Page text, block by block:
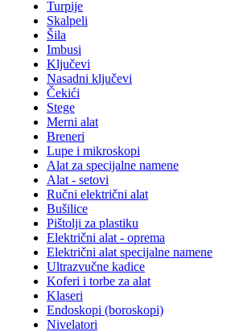
Turpije
Skalpeli
Šila
Imbusi
Ključevi
Nasadni ključevi
Čekići
Stege
Merni alat
Breneri
Lupe i mikroskopi
Alat za specijalne namene
Alat - setovi
Ručni električni alat
Bušilice
Pištolji za plastiku
Električni alat - oprema
Električni alat specijalne namene
Ultrazvučne kadice
Koferi i torbe za alat
Klaseri
Endoskopi (boroskopi)
Nivelatori